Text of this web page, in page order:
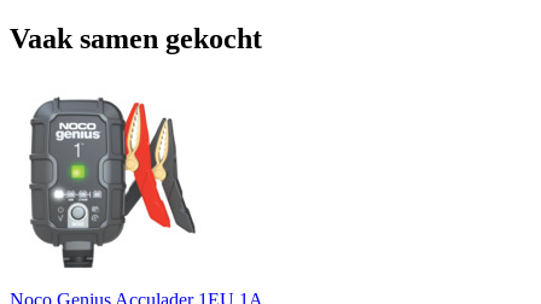
Vaak samen gekocht